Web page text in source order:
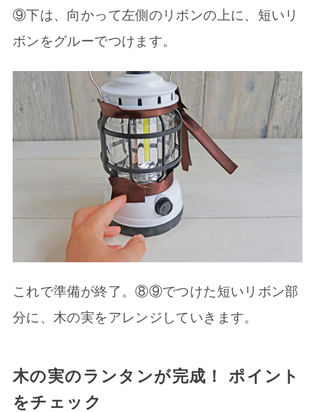
⑨下は、向かって左側のリボンの上に、短いリ
ボンをグルーでつけます。
これで準備が終了。⑧⑨でつけた短いリボン部
分に、木の実をアレンジしていきます。
木の実のランタンが完成！ ポイント
をチェック